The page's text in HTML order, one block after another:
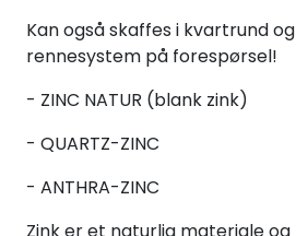
Kan også skaffes i kvartrund
rennesystem på forespørsel!
- ZINC NATUR (blank zink)
- QUARTZ-ZINC
- ANTHRA-ZINC
Zink er et naturlig materiale
Kunngjøringer!